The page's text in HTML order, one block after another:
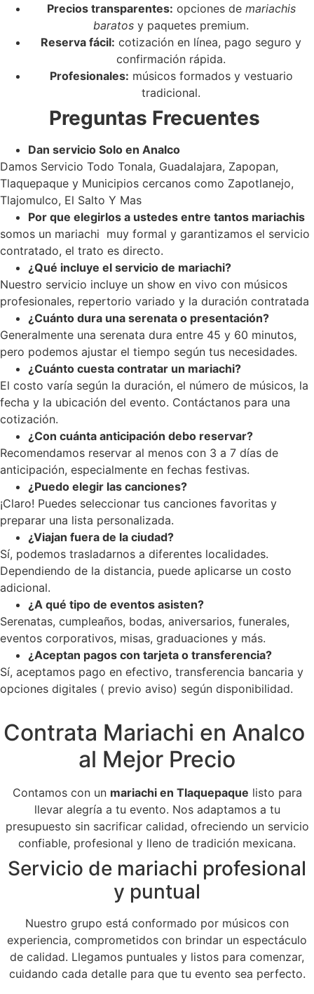
Precios transparentes: opciones de mariachis
baratos y paquetes premium.
Reserva fácil: cotización en línea, pago seguro y
confirmación rápida.
Profesionales: músicos formados y vestuario
tradicional.
Preguntas Frecuentes
Dan servicio Solo en Analco
Damos Servicio Todo Tonala, Guadalajara, Zapopan,
Tlaquepaque y Municipios cercanos como Zapotlanejo,
Tlajomulco, El Salto Y Mas
Por que elegirlos a ustedes entre tantos mariachis
somos un mariachi muy formal y garantizamos el servicio
contratado, el trato es directo.
¿Qué incluye el servicio de mariachi?
Nuestro servicio incluye un show en vivo con músicos
profesionales, repertorio variado y la duración contratada
¿Cuánto dura una serenata o presentación?
Generalmente una serenata dura entre 45 y 60 minutos,
pero podemos ajustar el tiempo según tus necesidades.
¿Cuánto cuesta contratar un mariachi?
El costo varía según la duración, el número de músicos, la
fecha y la ubicación del evento. Contáctanos para una
cotización.
¿Con cuánta anticipación debo reservar?
Recomendamos reservar al menos con 3 a 7 días de
anticipación, especialmente en fechas festivas.
¿Puedo elegir las canciones?
¡Claro! Puedes seleccionar tus canciones favoritas y
preparar una lista personalizada.
¿Viajan fuera de la ciudad?
Sí, podemos trasladarnos a diferentes localidades.
Dependiendo de la distancia, puede aplicarse un costo
adicional.
¿A qué tipo de eventos asisten?
Serenatas, cumpleaños, bodas, aniversarios, funerales,
eventos corporativos, misas, graduaciones y más.
¿Aceptan pagos con tarjeta o transferencia?
Sí, aceptamos pago en efectivo, transferencia bancaria y
opciones digitales ( previo aviso) según disponibilidad.
Contrata Mariachi en Analco
al Mejor Precio
Contamos con un mariachi en Tlaquepaque listo para
llevar alegría a tu evento. Nos adaptamos a tu
presupuesto sin sacrificar calidad, ofreciendo un servicio
confiable, profesional y lleno de tradición mexicana.
Servicio de mariachi profesional
y puntual
Nuestro grupo está conformado por músicos con
experiencia, comprometidos con brindar un espectáculo
de calidad. Llegamos puntuales y listos para comenzar,
cuidando cada detalle para que tu evento sea perfecto.